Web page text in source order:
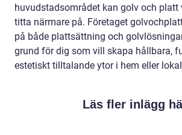
huvudstadsområdet kan golv och platt
titta närmare på. Företaget
på både plattsättning och
grund för dig som vill skapa hållbara,
estetiskt tilltalande ytor i hem eller
Läs fler inlägg